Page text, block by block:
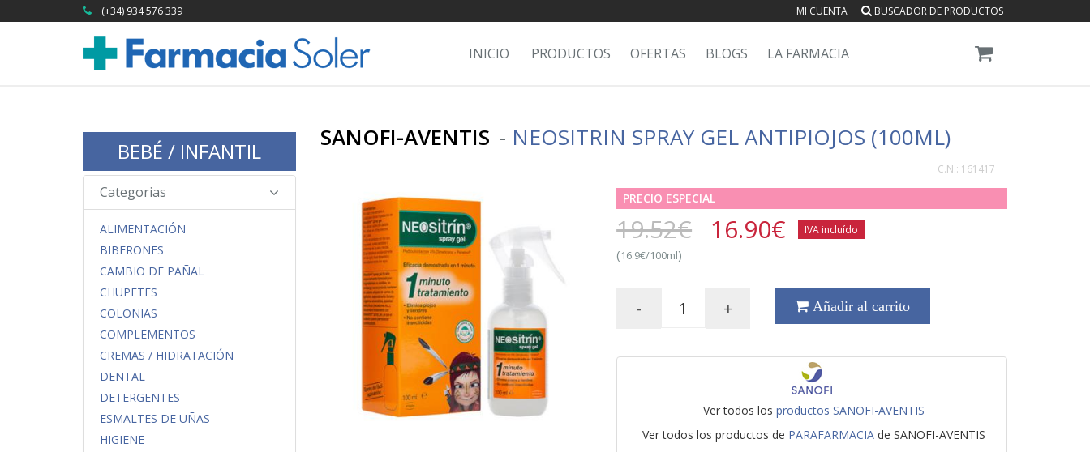
(+34) 934 576 339 MI CUENTA BUSCADOR DE PRODUCTOS
INICIO PRODUCTOS OFERTAS BLOGS LA FARMACIA
BEBÉ / INFANTIL
Categorias
ALIMENTACIÓN
BIBERONES
CAMBIO DE PAÑAL
CHUPETES
COLONIAS
COMPLEMENTOS
CREMAS / HIDRATACIÓN
DENTAL
DETERGENTES
ESMALTES DE UÑAS
HIGIENE
SANOFI-AVENTIS - NEOSITRIN SPRAY GEL ANTIPIOJOS (100ML)
C.N.: 161417
PRECIO ESPECIAL
19.52€ 16.90€ IVA incluído
(16.9€/100ml)
- + Añadir al carrito
Ver todos losproductos SANOFI-AVENTIS
Ver todos los productos de PARAFARMACIA de SANOFI-AVENTIS